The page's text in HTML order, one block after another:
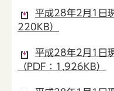
平成28年2月1日
220KB）
平成28年2月1日
（PDF：1,926KB）